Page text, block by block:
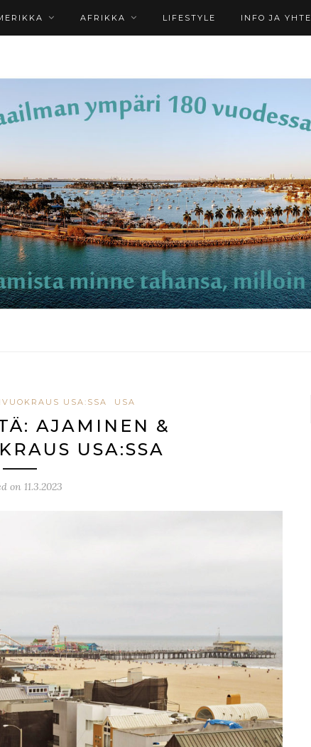
AFRIKKA LIFESTYLE INFO JA
USA:SSA USA
AJAMINEN &
USA:SSA
on 11.3.2023